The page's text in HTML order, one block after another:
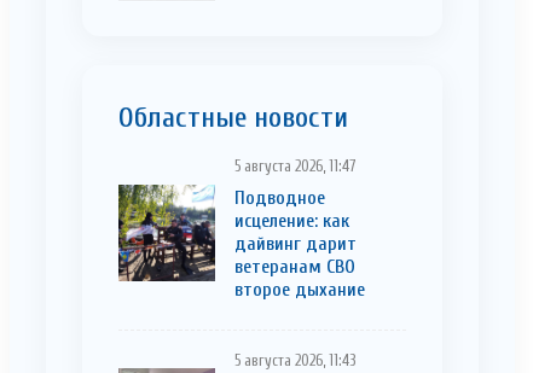
Областные новости
5 августа 2026, 11:47
Подводное
исцеление: как
дайвинг дарит
ветеранам СВО
второе дыхание
5 августа 2026, 11:43